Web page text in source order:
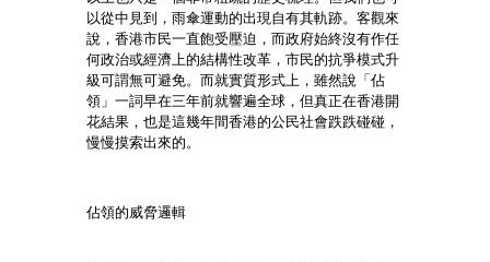
以從中見到，雨傘運動的出現自有其軌跡。客觀來
說，香港市民一直飽受壓迫，而政府始終沒有作任
何政治或經濟上的結構性改革，市民的抗爭模式升
級可謂無可避免。而就實質形式上，雖然說「佔
領」一詞早在三年前就響遍全球，但真正在香港開
花結果，也是這幾年間香港的公民社會跌跌碰碰，
慢慢摸索出來的。
佔領的威脅邏輯